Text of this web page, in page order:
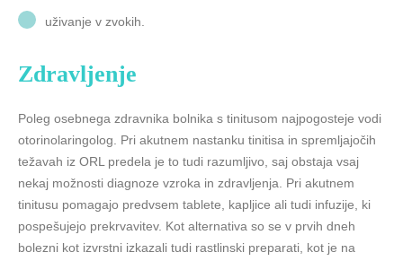
uživanje v zvokih.
Zdravljenje
Poleg osebnega zdravnika bolnika s tinitusom najpogosteje vodi
otorinolaringolog. Pri akutnem nastanku tinitisa in spremljajočih
težavah iz ORL predela je to tudi razumljivo, saj obstaja vsaj
nekaj možnosti diagnoze vzroka in zdravljenja. Pri akutnem
tinitusu pomagajo predvsem tablete, kapljice ali tudi infuzije, ki
pospešujejo prekrvavitev. Kot alternativa so se v prvih dneh
bolezni kot izvrstni izkazali tudi rastlinski preparati, kot je na